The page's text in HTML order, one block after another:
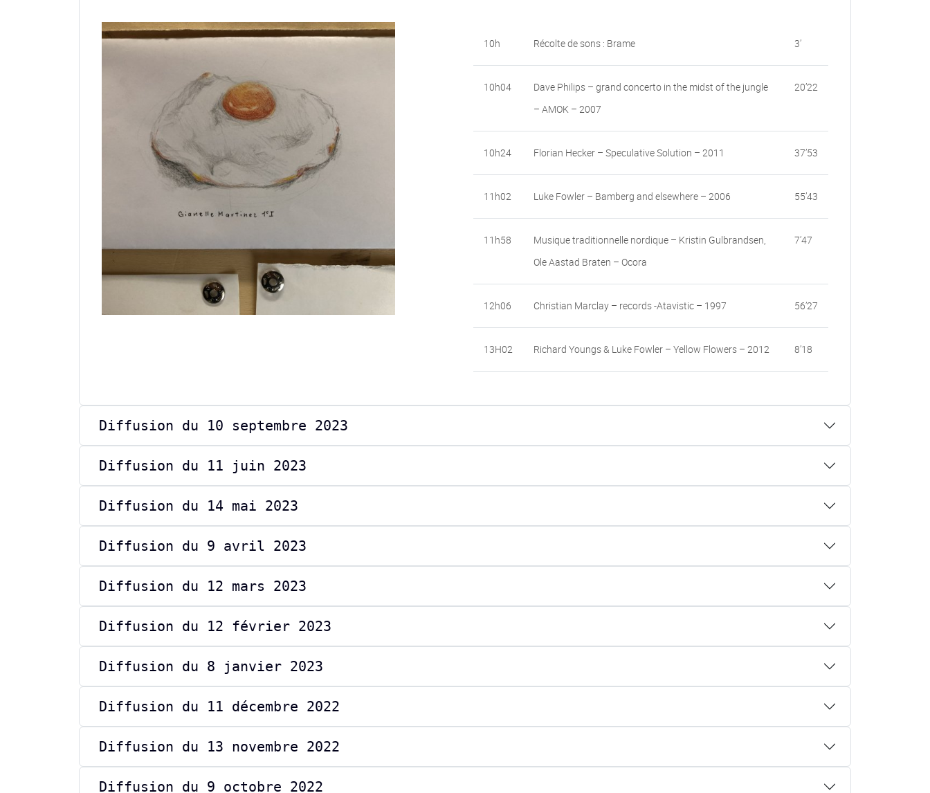
10h Récolte de sons : Brame 3’
10h04
Dave Philips – grand concerto in the midst of the jungle
– AMOK – 2007
20’22
10h24 Florian Hecker – Speculative Solution – 2011 37’53
11h02 Luke Fowler – Bamberg and elsewhere – 2006 55’43
11h58
Musique traditionnelle nordique – Kristin Gulbrandsen,
Ole Aastad Braten – Ocora
7’47
12h06 Christian Marclay – records -Atavistic – 1997 56’27
13H02 Richard Youngs & Luke Fowler – Yellow Flowers – 2012 8’18
Diffusion du 10 septembre 2023
Diffusion du 11 juin 2023
Diffusion du 14 mai 2023
Diffusion du 9 avril 2023
Diffusion du 12 mars 2023
Diffusion du 12 février 2023
Diffusion du 8 janvier 2023
Diffusion du 11 décembre 2022
Diffusion du 13 novembre 2022
Diffusion du 9 octobre 2022